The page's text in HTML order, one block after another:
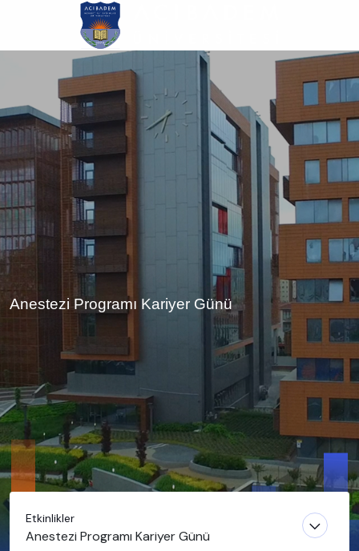
atla
Anestezi Programı Kariyer Günü
Etkinlikler
Anestezi Programı Kariyer Günü